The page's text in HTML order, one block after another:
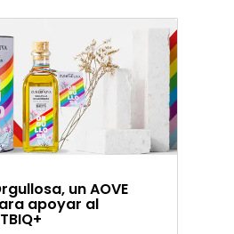
un AOVE
apoyar al